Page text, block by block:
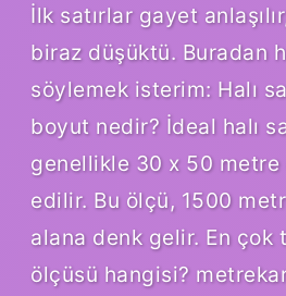
İlk satırlar gayet
biraz düşüktü. Buradan
söylemek isterim: Halı
boyut nedir? İdeal halı
genellikle 30 x 50 metre
edilir. Bu ölçü, 1500
alana denk gelir. En çok
ölçüsü hangisi?